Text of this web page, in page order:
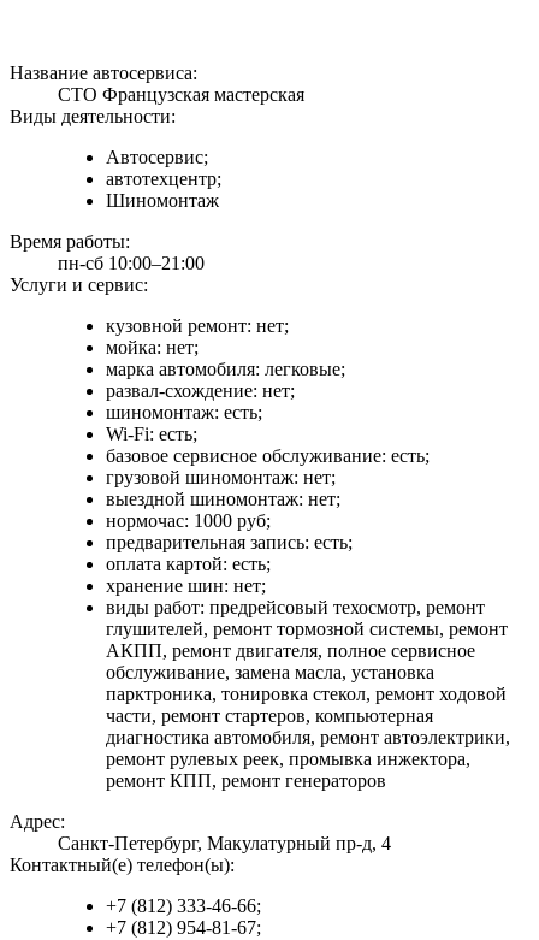
Название автосервиса:
СТО Французская мастерская
Виды деятельности:
Автосервис;
автотехцентр;
Шиномонтаж
Время работы:
пн-сб 10:00–21:00
Услуги и сервис:
кузовной ремонт: нет;
мойка: нет;
марка автомобиля: легковые;
развал-схождение: нет;
шиномонтаж: есть;
Wi-Fi: есть;
базовое сервисное обслуживание: есть;
грузовой шиномонтаж: нет;
выездной шиномонтаж: нет;
нормочас: 1000 руб;
предварительная запись: есть;
оплата картой: есть;
хранение шин: нет;
виды работ: предрейсовый техосмотр, ремонт
глушителей, ремонт тормозной системы, ремонт
АКПП, ремонт двигателя, полное сервисное
обслуживание, замена масла, установка
парктроника, тонировка стекол, ремонт ходовой
части, ремонт стартеров, компьютерная
диагностика автомобиля, ремонт автоэлектрики,
ремонт рулевых реек, промывка инжектора,
ремонт КПП, ремонт генераторов
Адрес:
Санкт-Петербург, Макулатурный пр-д, 4
Контактный(е) телефон(ы):
+7 (812) 333-46-66;
+7 (812) 954-81-67;